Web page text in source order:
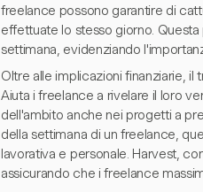
freelance possono garantire di
effettuate lo stesso giorno.
settimana, evidenziando
Oltre alle implicazioni finanziarie,
Aiuta i freelance a rivelare il loro
dell'ambito anche nei progetti a
della settimana di un freelance,
lavorativa e personale. Harvest,
assicurando che i freelance